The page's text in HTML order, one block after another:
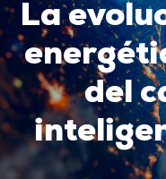
La
del